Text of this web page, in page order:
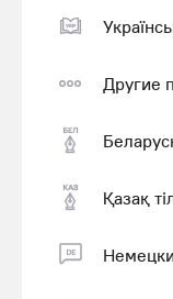
Другие
Қазақ